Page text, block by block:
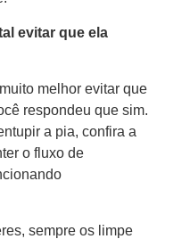
evitar que ela
melhor evitar que
respondeu que sim.
a pia, confira a
o fluxo de
sempre os limpe